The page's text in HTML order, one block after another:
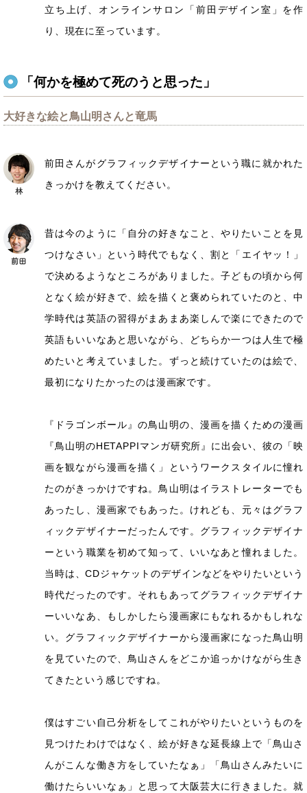
立ち上げ、オンラインサロン「前田デザイン室」を作
り、現在に至っています。
「何かを極めて死のうと思った」
大好きな絵と鳥山明さんと竜馬
前田さんがグラフィックデザイナーという職に就かれた
きっかけを教えてください。
昔は今のように「自分の好きなこと、やりたいことを見
つけなさい」という時代でもなく、割と「エイヤッ！」
で決めるようなところがありました。子どもの頃から何
となく絵が好きで、絵を描くと褒められていたのと、中
学時代は英語の習得がまあまあ楽しんで楽にできたので
英語もいいなあと思いながら、どちらか一つは人生で極
めたいと考えていました。ずっと続けていたのは絵で、
最初になりたかったのは漫画家です。
『ドラゴンボール』の鳥山明の、漫画を描くための漫画
『鳥山明のHETAPPIマンガ研究所』に出会い、彼の「映
画を観ながら漫画を描く」というワークスタイルに憧れ
たのがきっかけですね。鳥山明はイラストレーターでも
あったし、漫画家でもあった。けれども、元々はグラフ
ィックデザイナーだったんです。グラフィックデザイナ
ーという職業を初めて知って、いいなあと憧れました。
当時は、CDジャケットのデザインなどをやりたいという
時代だったのです。それもあってグラフィックデザイナ
ーいいなあ、もしかしたら漫画家にもなれるかもしれな
い。グラフィックデザイナーから漫画家になった鳥山明
を見ていたので、鳥山さんをどこか追っかけながら生き
てきたという感じですね。
僕はすごい自己分析をしてこれがやりたいというものを
見つけたわけではなく、絵が好きな延長線上で「鳥山さ
んがこんな働き方をしていたなぁ」「鳥山さんみたいに
働けたらいいなぁ」と思って大阪芸大に行きました。就